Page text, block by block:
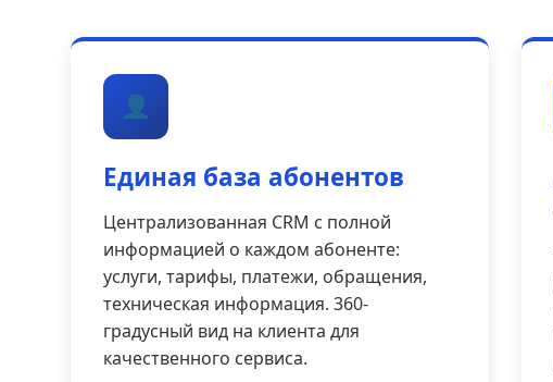
Единая база абонентов
Централизованная CRM с полной
информацией о каждом абоненте:
услуги, тарифы, платежи, обращения,
техническая информация. 360-
градусный вид на клиента для
качественного сервиса.